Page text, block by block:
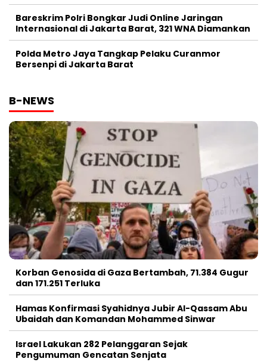
Bareskrim Polri Bongkar Judi Online Jaringan
Internasional di Jakarta Barat, 321 WNA Diamankan
Polda Metro Jaya Tangkap Pelaku Curanmor
Bersenpi di Jakarta Barat
B-NEWS
Korban Genosida di Gaza Bertambah, 71.384 Gugur
dan 171.251 Terluka
Hamas Konfirmasi Syahidnya Jubir Al-Qassam Abu
Ubaidah dan Komandan Mohammed Sinwar
Israel Lakukan 282 Pelanggaran Sejak
Pengumuman Gencatan Senjata